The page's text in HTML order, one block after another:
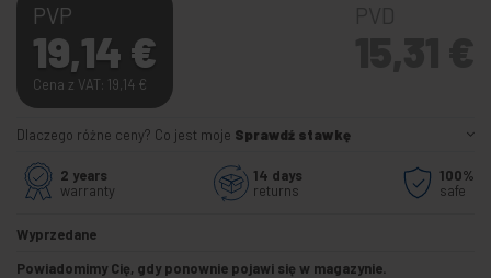
PVP
19,14 €
Cena z VAT: 19,14 €
Dlaczego różne ceny? Co jest moje Sprawdź stawkę
2 years
warranty
14 days
returns
100%
safe
Wyprzedane
Powiadomimy Cię, gdy ponownie pojawi się w magazynie.